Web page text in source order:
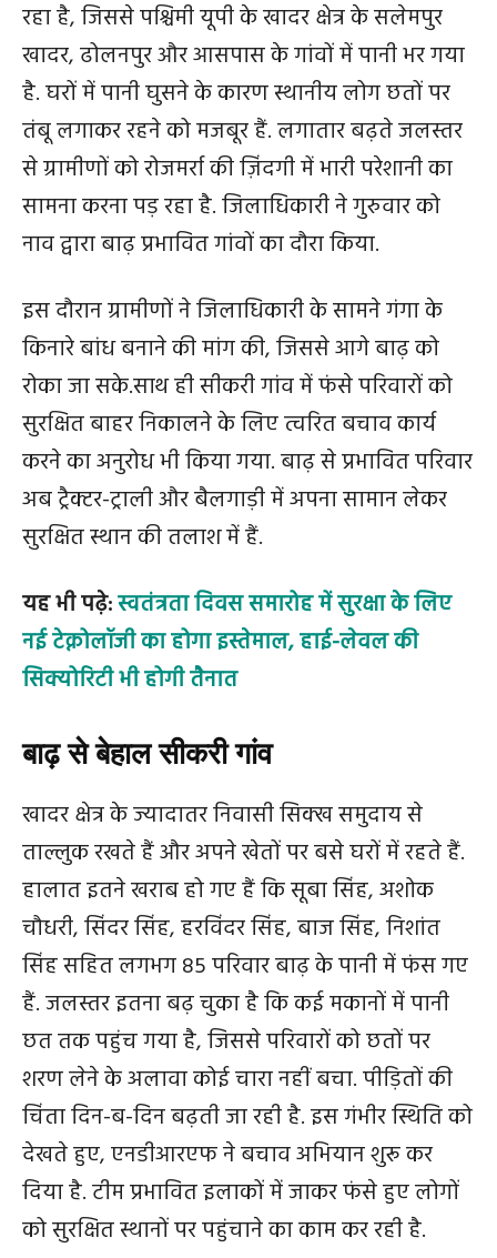
रहा है, जिससे पश्चिमी यूपी के खादर क्षेत्र के सलेमपुर
खादर, ढोलनपुर और आसपास के गांवों में पानी भर गया
है. घरों में पानी घुसने के कारण स्थानीय लोग छतों पर
तंबू लगाकर रहने को मजबूर हैं. लगातार बढ़ते जलस्तर
से ग्रामीणों को रोजमर्रा की ज़िंदगी में भारी परेशानी का
सामना करना पड़ रहा है. जिलाधिकारी ने गुरुवार को
नाव द्वारा बाढ़ प्रभावित गांवों का दौरा किया.
इस दौरान ग्रामीणों ने जिलाधिकारी के सामने गंगा के
किनारे बांध बनाने की मांग की, जिससे आगे बाढ़ को
रोका जा सके.साथ ही सीकरी गांव में फंसे परिवारों को
सुरक्षित बाहर निकालने के लिए त्वरित बचाव कार्य
करने का अनुरोध भी किया गया. बाढ़ से प्रभावित परिवार
अब ट्रैक्टर-ट्राली और बैलगाड़ी में अपना सामान लेकर
सुरक्षित स्थान की तलाश में हैं.
यह भी पढ़े:स्वतंत्रता दिवस समारोह में सुरक्षा के लिए
नई टेक्नोलॉजी का होगा इस्तेमाल, हाई-लेवल की
सि‍क्योरिटी भी होगी तैनात
बाढ़ से बेहाल सीकरी गांव
खादर क्षेत्र के ज्यादातर निवासी सिक्ख समुदाय से
ताल्लुक रखते हैं और अपने खेतों पर बसे घरों में रहते हैं.
हालात इतने खराब हो गए हैं कि सूबा सिंह, अशोक
चौधरी, सिंदर सिंह, हरविंदर सिंह, बाज सिंह, निशांत
सिंह सहित लगभग 85 परिवार बाढ़ के पानी में फंस गए
हैं. जलस्तर इतना बढ़ चुका है कि कई मकानों में पानी
छत तक पहुंच गया है, जिससे परिवारों को छतों पर
शरण लेने के अलावा कोई चारा नहीं बचा. पीड़ितों की
चिंता दिन-ब-दिन बढ़ती जा रही है. इस गंभीर स्थिति को
देखते हुए, एनडीआरएफ ने बचाव अभियान शुरू कर
दिया है. टीम प्रभावित इलाकों में जाकर फंसे हुए लोगों
को सुरक्षित स्थानों पर पहुंचाने का काम कर रही है.